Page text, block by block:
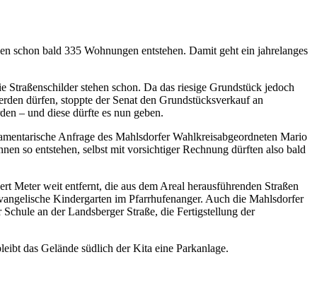
schon bald 335 Wohnungen entstehen. Damit geht ein jahrelanges
stehen schon. Da das riesige Grundstück jedoch
dürfen, stoppte der Senat den Grundstücksverkauf an
– und diese dürfte es nun geben.
Anfrage des Mahlsdorfer Wahlkreisabgeordneten Mario
so entstehen, selbst mit vorsichtiger Rechnung dürften also bald
Meter weit entfernt, die aus dem Areal herausführenden Straßen
Kindergarten im Pfarrhufenanger. Auch die Mahlsdorfer
an der Landsberger Straße, die Fertigstellung der
das Gelände südlich der Kita eine Parkanlage.